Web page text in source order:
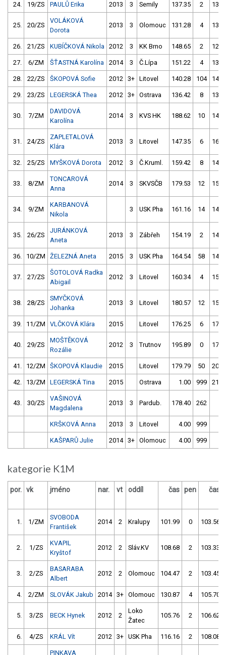
24. 19/ZS PAULŮ Erika 2013 3 Semily 137.35 2
25. 20/ZS
VOLÁKOVÁ
Dorota
2013 3 Olomouc 131.28 4
26. 21/ZS KUBÍČKOVÁ Nikola 2012 3 KK Brno 148.65 2
27. 6/ZM ŠŤASTNÁ Karolína 2014 3 Č.Lípa 151.22 4
28. 22/ZS ŠKOPOVÁ Sofie 2012 3+ Litovel 140.28 104
29. 23/ZS LEGERSKÁ Thea 2012 3+ Ostrava 136.42 8
30. 7/ZM
DAVIDOVÁ
Karolína
2014 3 KVS HK 188.62 10
31. 24/ZS
ZAPLETALOVÁ
Klára
2013 3 Litovel 147.35 6
32. 25/ZS MYŠKOVÁ Dorota 2012 3 Č.Kruml. 159.42 8
33. 8/ZM
TONCAROVÁ
Anna
2014 3 SKVSČB 179.53 12
34. 9/ZM
KARBANOVÁ
Nikola
3 USK Pha 161.16 14
35. 26/ZS
JURÁNKOVÁ
Aneta
2013 3 Zábřeh 154.19 2
36. 10/ZM ŽELEZNÁ Aneta 2015 3 USK Pha 164.54 58
37. 27/ZS
ŠOTOLOVÁ Radka
Abigail
2012 3 Litovel 160.34 4
38. 28/ZS
SMYČKOVÁ
Johanka
2013 3 Litovel 180.57 12
39. 11/ZM VLČKOVÁ Klára 2015 Litovel 176.25 6
40. 29/ZS
MOŠTĚKOVÁ
Rozálie
2012 3 Trutnov 195.89 0
41. 12/ZM ŠKOPOVÁ Klaudie 2015 Litovel 179.79 50
42. 13/ZM LEGERSKÁ Tina 2015 Ostrava 1.00 999
43. 30/ZS
VAŠINOVÁ
Magdalena
2013 3 Pardub. 178.40 262
KRŠKOVÁ Anna 2013 3 Litovel 4.00 999
KAŠPARŮ Julie 2014 3+ Olomouc 4.00 999
kategorie K1M
por. vk jméno nar. vt oddíl čas pen čas
1. 1/ZM
SVOBODA
František
2014 2 Kralupy 101.99 0 103.56
2. 1/ZS
KVAPIL
Kryštof
2012 2 Sláv.KV 108.68 2 103.33
3. 2/ZS
BASARABA
Albert
2012 2 Olomouc 104.47 2 103.45
4. 2/ZM SLOVÁK Jakub 2014 3+ Olomouc 130.87 4 105.70
5. 3/ZS BECK Hynek 2012 2
Loko
Žatec
105.76 2 106.62
6. 4/ZS KRÁL Vít 2012 3+ USK Pha 116.16 2 108.08
PINKAVA